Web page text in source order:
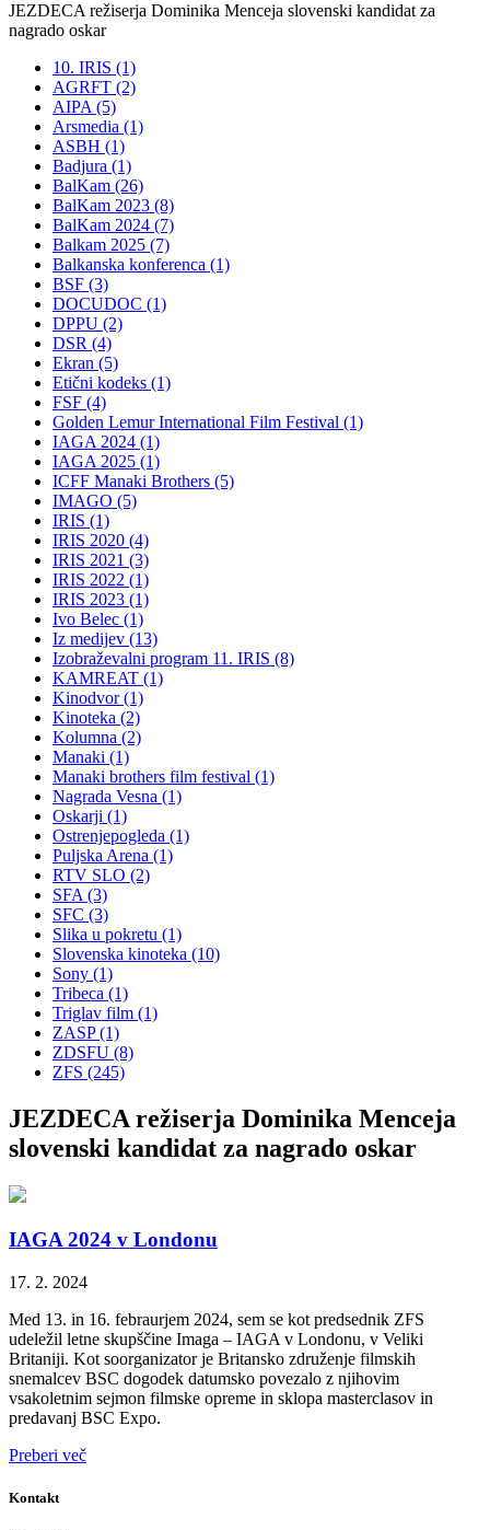
JEZDECA režiserja Dominika Menceja slovenski kandidat za
nagrado oskar
10. IRIS (1)
AGRFT (2)
AIPA (5)
Arsmedia (1)
ASBH (1)
Badjura (1)
BalKam (26)
BalKam 2023 (8)
BalKam 2024 (7)
Balkam 2025 (7)
Balkanska konferenca (1)
BSF (3)
DOCUDOC (1)
DPPU (2)
DSR (4)
Ekran (5)
Etični kodeks (1)
FSF (4)
Golden Lemur International Film Festival (1)
IAGA 2024 (1)
IAGA 2025 (1)
ICFF Manaki Brothers (5)
IMAGO (5)
IRIS (1)
IRIS 2020 (4)
IRIS 2021 (3)
IRIS 2022 (1)
IRIS 2023 (1)
Ivo Belec (1)
Iz medijev (13)
Izobraževalni program 11. IRIS (8)
KAMREAT (1)
Kinodvor (1)
Kinoteka (2)
Kolumna (2)
Manaki (1)
Manaki brothers film festival (1)
Nagrada Vesna (1)
Oskarji (1)
Ostrenjepogleda (1)
Puljska Arena (1)
RTV SLO (2)
SFA (3)
SFC (3)
Slika u pokretu (1)
Slovenska kinoteka (10)
Sony (1)
Tribeca (1)
Triglav film (1)
ZASP (1)
ZDSFU (8)
ZFS (245)
JEZDECA režiserja Dominika Menceja
slovenski kandidat za nagrado oskar
IAGA 2024 v Londonu
17. 2. 2024
Med 13. in 16. febraurjem 2024, sem se kot predsednik ZFS
udeležil letne skupščine Imaga – IAGA v Londonu, v Veliki
Britaniji. Kot soorganizator je Britansko združenje filmskih
snemalcev BSC dogodek datumsko povezalo z njihovim
vsakoletnim sejmon filmske opreme in sklopa masterclasov in
predavanj BSC Expo.
Preberi več
Kontakt